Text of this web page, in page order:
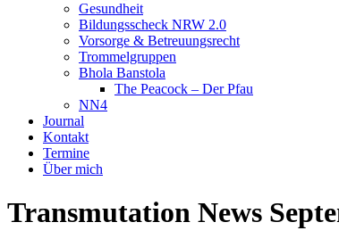
Gesundheit
Bildungsscheck NRW 2.0
Vorsorge & Betreuungsrecht
Trommelgruppen
Bhola Banstola
The Peacock – Der Pfau
NN4
Journal
Kontakt
Termine
Über mich
Transmutation News